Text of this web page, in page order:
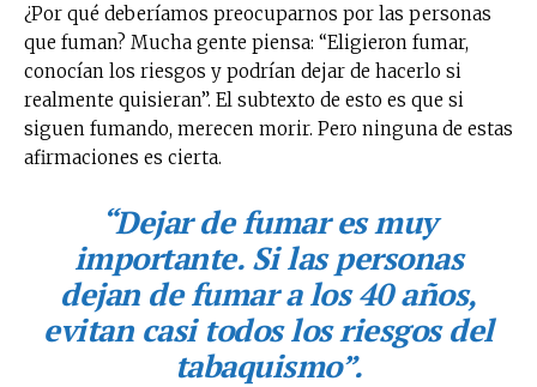
¿Por qué deberíamos preocuparnos por las personas
que fuman? Mucha gente piensa: “Eligieron fumar,
conocían los riesgos y podrían dejar de hacerlo si
realmente quisieran”. El subtexto de esto es que si
siguen fumando, merecen morir. Pero ninguna de estas
afirmaciones es cierta.
“Dejar de fumar es muy
importante. Si las personas
dejan de fumar a los 40 años,
evitan casi todos los riesgos del
tabaquismo”.